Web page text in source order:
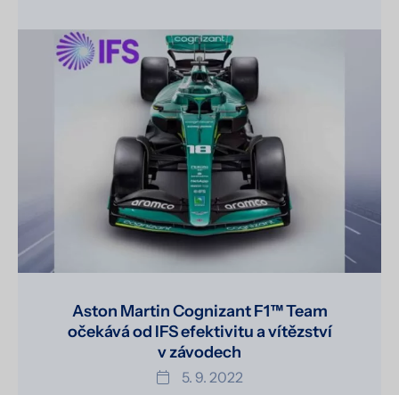
Aston Martin Cognizant F1™ Team
očekává od IFS efektivitu a vítězství
v závodech
5. 9. 2022